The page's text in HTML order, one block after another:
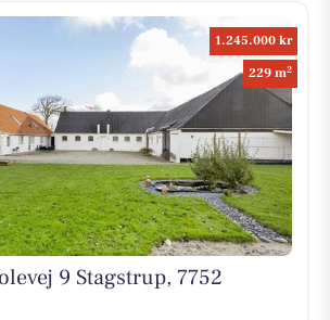
1.245.000 kr
229 m2
9 Stagstrup, 7752